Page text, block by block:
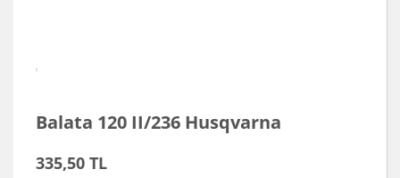
Balata 120 II/236 Husqvarna
335,50 TL